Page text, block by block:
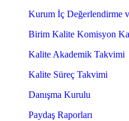
Kurum İç Değerlendirme
Birim Kalite Komisyon
Kalite Akademik Takvimi
Kalite Süreç Takvimi
Danışma Kurulu
Paydaş Raporları